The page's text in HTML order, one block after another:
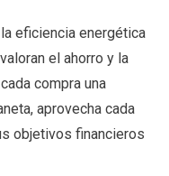
eficiencia energética
el ahorro y la
compra una
aprovecha cada
objetivos financieros